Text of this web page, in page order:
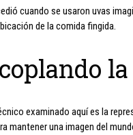
cuando se usaron uvas
de la comida fingida.
examinado aquí es la
mantener una imagen del